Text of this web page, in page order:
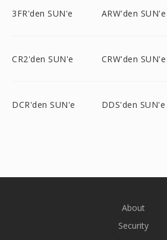
3FR'den SUN'e ARW'den SUN'e
CR2'den SUN'e CRW'den SUN'e
DCR'den SUN'e DDS'den SUN'e
About
Security